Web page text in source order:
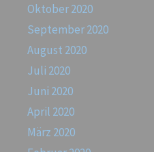
Oktober 2020
September 2020
August 2020
Juli 2020
Juni 2020
April 2020
März 2020